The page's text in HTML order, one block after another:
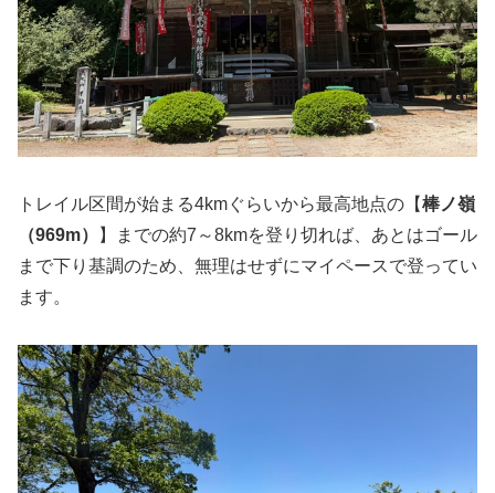
トレイル区間が始まる4kmぐらいから最高地点の【棒ノ嶺
（969m）
】までの約7～8kmを登り切れば、あとはゴール
まで下り基調のため、無理はせずにマイペースで登ってい
ます。